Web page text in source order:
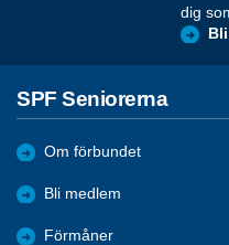
dig
SPF Seniorerna
Om förbundet
Bli medlem
Förmåner